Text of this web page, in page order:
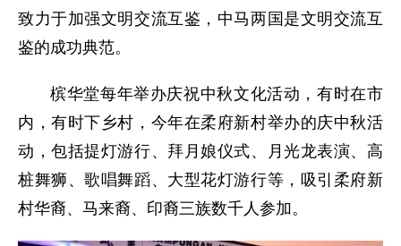
致力于加强文明交流互鉴，中马两国是文明交流互
鉴的成功典范。
槟华堂每年举办庆祝中秋文化活动，有时在市
内，有时下乡村，今年在柔府新村举办的庆中秋活
动，包括提灯游行、拜月娘仪式、月光龙表演、高
桩舞狮、歌唱舞蹈、大型花灯游行等，吸引柔府新
村华裔、马来裔、印裔三族数千人参加。